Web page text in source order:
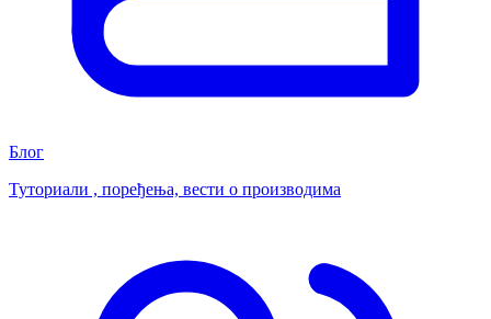
Блог
Туториали , поређења, вести о производима